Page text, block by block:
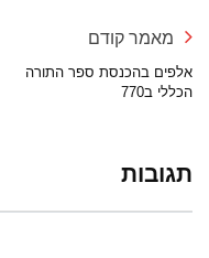
מאמר קודם
אלפים בהכנסת ספר התורה
הכללי ב770
תגובות